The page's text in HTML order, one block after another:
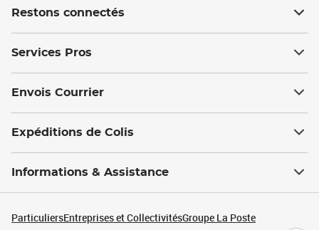
Restons connectés
Services Pros
Envois Courrier
Expéditions de Colis
Informations & Assistance
ParticuliersEntreprises et CollectivitésGroupe La Poste